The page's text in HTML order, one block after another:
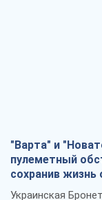
"Варта" и
пулеметный
сохранив
Украинская